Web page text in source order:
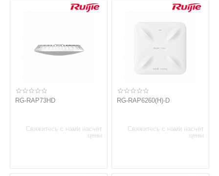
RG-RAP73HD
Свяжитесь с нами насчёт
цены
RG-RAP6260(H)-D
Свяжитесь с нами насчёт
цены